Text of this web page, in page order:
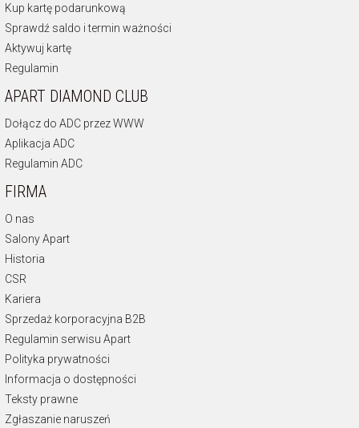
Kup kartę podarunkową
Sprawdź saldo i termin ważności
Aktywuj kartę
Regulamin
APART DIAMOND CLUB
Dołącz do ADC przez WWW
Aplikacja ADC
Regulamin ADC
FIRMA
O nas
Salony Apart
Historia
CSR
Kariera
Sprzedaż korporacyjna B2B
Regulamin serwisu Apart
Polityka prywatności
Informacja o dostępności
Teksty prawne
Zgłaszanie naruszeń